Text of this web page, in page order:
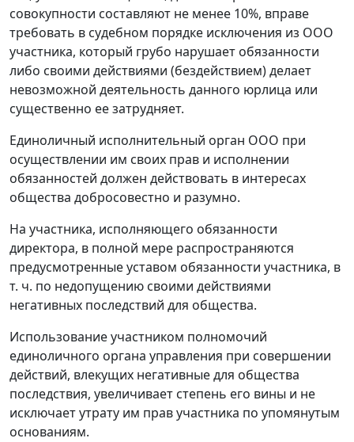
совокупности составляют не менее 10%, вправе
требовать в судебном порядке исключения из ООО
участника, который грубо нарушает обязанности
либо своими действиями (бездействием) делает
невозможной деятельность данного юрлица или
существенно ее затрудняет.
Единоличный исполнительный орган ООО при
осуществлении им своих прав и исполнении
обязанностей должен действовать в интересах
общества добросовестно и разумно.
На участника, исполняющего обязанности
директора, в полной мере распространяются
предусмотренные уставом обязанности участника, в
т. ч. по недопущению своими действиями
негативных последствий для общества.
Использование участником полномочий
единоличного органа управления при совершении
действий, влекущих негативные для общества
последствия, увеличивает степень его вины и не
исключает утрату им прав участника по упомянутым
основаниям.